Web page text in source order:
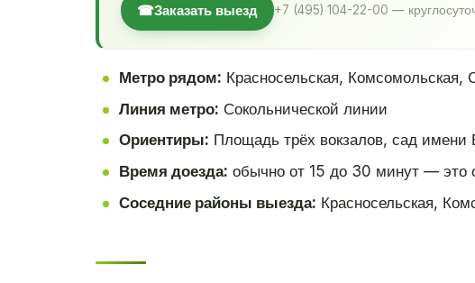
☎Заказать выезд +7 (495) 104-22-00 —
Метро рядом: Красносельская, Комсомольская,
Линия метро: Сокольнической линии
Ориентиры: Площадь трёх вокзалов, сад имени
Время доезда: обычно от 15 до 30 минут — это
Соседние районы выезда: Красносельская,